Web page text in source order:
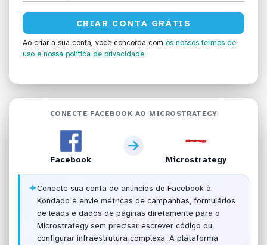
Ao criar a sua conta, você concorda com os nossos termos de
uso e nossa política de privacidade
CONECTE FACEBOOK AO MICROSTRATEGY
Facebook Microstrategy
✦Conecte sua conta de anúncios do Facebook à
Kondado e envie métricas de campanhas, formulários
de leads e dados de páginas diretamente para o
Microstrategy sem precisar escrever código ou
configurar infraestrutura complexa. A plataforma